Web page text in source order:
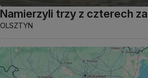
Namierzyli trzy z czterech
OLSZTYN